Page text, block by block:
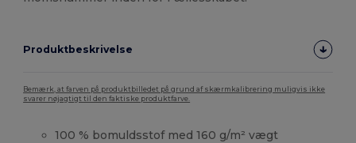
Produktbeskrivelse
Bemærk, at farven på produktbilledet på grund af skærmkalibrering muligvis ikke
svarer nøjagtigt til den faktiske produktfarve.
100 % bomuldsstof med 160 g/m² vægt